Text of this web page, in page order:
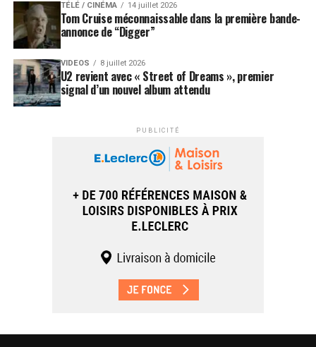
TÉLÉ / CINÉMA 14 juillet 2026
Tom Cruise méconnaissable dans la première bande-
annonce de “Digger”
VIDEOS 8 juillet 2026
U2 revient avec « Street of Dreams », premier
signal d’un nouvel album attendu
PUBLICITÉ